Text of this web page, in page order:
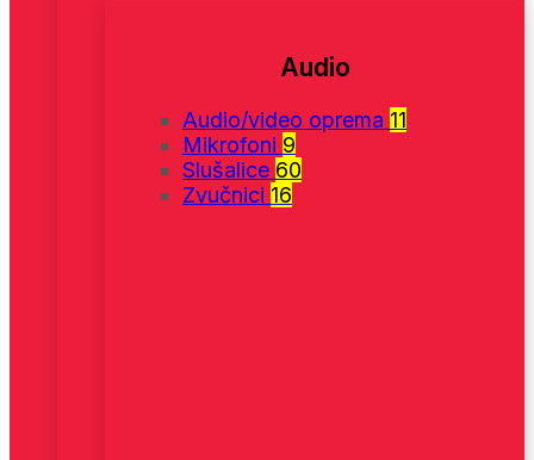
Audio
Audio/video oprema 11
Mikrofoni 9
Slušalice 60
Zvučnici 16